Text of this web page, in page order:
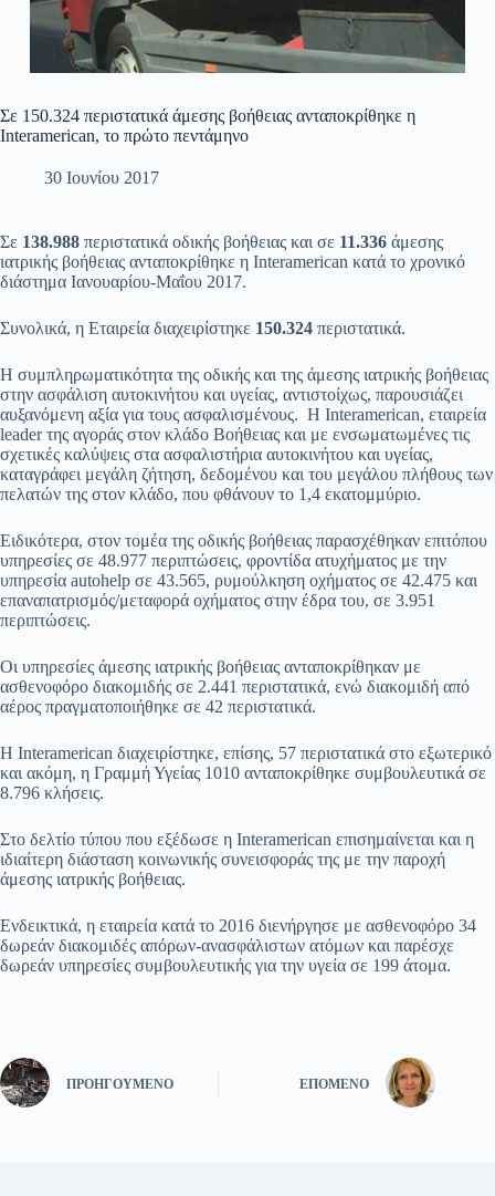
Σε 150.324 περιστατικά άμεσης βοήθειας ανταποκρίθηκε η
Interamerican, το πρώτο πεντάμηνο
30 Ιουνίου 2017
Σε 138.988 περιστατικά οδικής βοήθειας και σε 11.336 άμεσης
ιατρικής βοήθειας ανταποκρίθηκε η Interamerican κατά το χρονικό
διάστημα Ιανουαρίου-Μαΐου 2017.
Συνολικά, η Εταιρεία διαχειρίστηκε 150.324 περιστατικά.
Η συμπληρωματικότητα της οδικής και της άμεσης ιατρικής βοήθειας
στην ασφάλιση αυτοκινήτου και υγείας, αντιστοίχως, παρουσιάζει
αυξανόμενη αξία για τους ασφαλισμένους. Η Interamerican, εταιρεία
leader της αγοράς στον κλάδο Βοήθειας και με ενσωματωμένες τις
σχετικές καλύψεις στα ασφαλιστήρια αυτοκινήτου και υγείας,
καταγράφει μεγάλη ζήτηση, δεδομένου και του μεγάλου πλήθους των
πελατών της στον κλάδο, που φθάνουν το 1,4 εκατομμύριο.
Ειδικότερα, στον τομέα της οδικής βοήθειας παρασχέθηκαν επιτόπου
υπηρεσίες σε 48.977 περιπτώσεις, φροντίδα ατυχήματος με την
υπηρεσία autohelp σε 43.565, ρυμούλκηση οχήματος σε 42.475 και
επαναπατρισμός/μεταφορά οχήματος στην έδρα του, σε 3.951
περιπτώσεις.
Οι υπηρεσίες άμεσης ιατρικής βοήθειας ανταποκρίθηκαν με
ασθενοφόρο διακομιδής σε 2.441 περιστατικά, ενώ διακομιδή από
αέρος πραγματοποιήθηκε σε 42 περιστατικά.
Η Interamerican διαχειρίστηκε, επίσης, 57 περιστατικά στο εξωτερικό
και ακόμη, η Γραμμή Υγείας 1010 ανταποκρίθηκε συμβουλευτικά σε
8.796 κλήσεις.
Στο δελτίο τύπου που εξέδωσε η Interamerican επισημαίνεται και η
ιδιαίτερη διάσταση κοινωνικής συνεισφοράς της με την παροχή
άμεσης ιατρικής βοήθειας.
Ενδεικτικά, η εταιρεία κατά το 2016 διενήργησε με ασθενοφόρο 34
δωρεάν διακομιδές απόρων-ανασφάλιστων ατόμων και παρέσχε
δωρεάν υπηρεσίες συμβουλευτικής για την υγεία σε 199 άτομα.
ΠΡΟΗΓΟΎΜΕΝΟ ΕΠΌΜΕΝΟ